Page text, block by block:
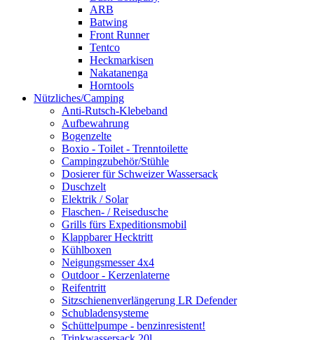
ARB
Batwing
Front Runner
Tentco
Heckmarkisen
Nakatanenga
Horntools
Nützliches/Camping
Anti-Rutsch-Klebeband
Aufbewahrung
Bogenzelte
Boxio - Toilet - Trenntoilette
Campingzubehör/Stühle
Dosierer für Schweizer Wassersack
Duschzelt
Elektrik / Solar
Flaschen- / Reisedusche
Grills fürs Expeditionsmobil
Klappbarer Hecktritt
Kühlboxen
Neigungsmesser 4x4
Outdoor - Kerzenlaterne
Reifentritt
Sitzschienenverlängerung LR Defender
Schubladensysteme
Schüttelpumpe - benzinresistent!